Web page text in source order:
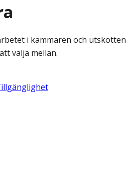
i kammaren och utskotten
välja mellan.